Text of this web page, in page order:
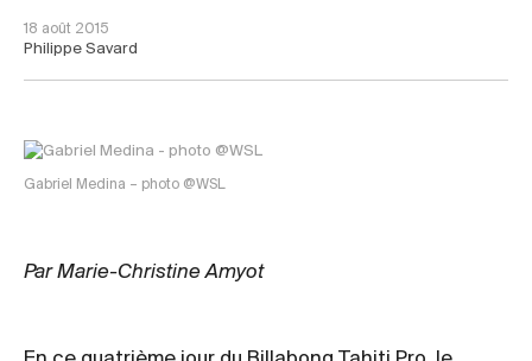
18 août 2015
Philippe Savard
Gabriel Medina – photo @WSL
Par Marie-Christine Amyot